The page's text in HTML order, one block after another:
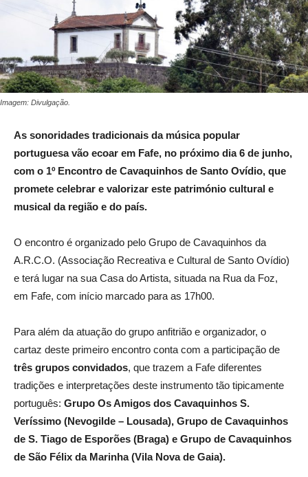
Imagem: Divulgação.
As sonoridades tradicionais da música popular
portuguesa vão ecoar em Fafe, no próximo dia 6 de junho,
com o 1º Encontro de Cavaquinhos de Santo Ovídio, que
promete celebrar e valorizar este património cultural e
musical da região e do país.
O encontro é organizado pelo Grupo de Cavaquinhos da
A.R.C.O. (Associação Recreativa e Cultural de Santo Ovídio)
e terá lugar na sua Casa do Artista, situada na Rua da Foz,
em Fafe, com início marcado para as 17h00.
Para além da atuação do grupo anfitrião e organizador, o
cartaz deste primeiro encontro conta com a participação de
três grupos convidados, que trazem a Fafe diferentes
tradições e interpretações deste instrumento tão tipicamente
português: Grupo Os Amigos dos Cavaquinhos S.
Veríssimo (Nevogilde – Lousada), Grupo de Cavaquinhos
de S. Tiago de Esporões (Braga) e Grupo de Cavaquinhos
de São Félix da Marinha (Vila Nova de Gaia).